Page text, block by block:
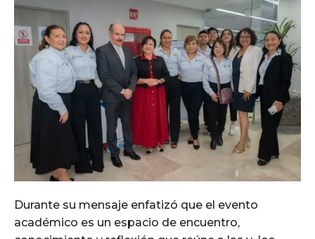
Durante su mensaje enfatizó que el evento
académico es un espacio de encuentro,